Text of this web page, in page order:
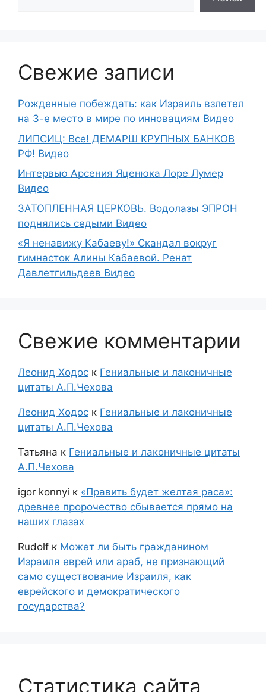
Свежие записи
Рожденные побеждать: как Израиль взлетел
на 3-е место в мире по инновациям Видео
ЛИПСИЦ: Все! ДЕМАРШ КРУПНЫХ БАНКОВ
РФ! Видео
Интервью Арсения Яценюка Лоре Лумер
Видео
ЗАТОПЛЕННАЯ ЦЕРКОВЬ. Водолазы ЭПРОН
поднялись седыми Видео
«Я ненавижу Кабаеву!» Скандал вокруг
гимнасток Алины Кабаевой. Ренат
Давлетгильдеев Видео
Свежие комментарии
Леонид Ходос к Гениальные и лаконичные
цитаты А.П.Чехова
Леонид Ходос к Гениальные и лаконичные
цитаты А.П.Чехова
Татьяна к Гениальные и лаконичные цитаты
А.П.Чехова
igor konnyi к «Править будет желтая раса»:
древнее пророчество сбывается прямо на
наших глазах
Rudolf к Может ли быть гражданином
Израиля еврей или араб, не признающий
само существование Израиля, как
еврейского и демократического
государства?
Статистика сайта